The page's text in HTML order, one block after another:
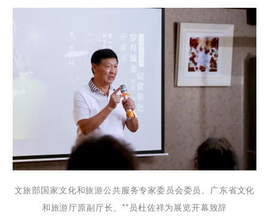
文旅部国家文化和旅游公共服务专家委员会委员、广东省文化
和旅游厅原副厅长、**员杜佐祥为展览开幕致辞